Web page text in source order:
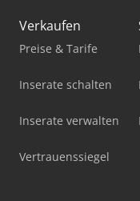
Mercdes 1113
Mobiles Sägewerk
Pick-And-Place-
Verkaufen
Preise & Tarife
Inserate schalten
Inserate verwalten
Vertrauenssiegel